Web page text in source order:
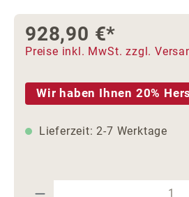
928,90 €*
Preise inkl. MwSt. zzgl.
Wir haben Ihnen 20%
Lieferzeit: 2-7 Werktage
Produkt Anzahl: